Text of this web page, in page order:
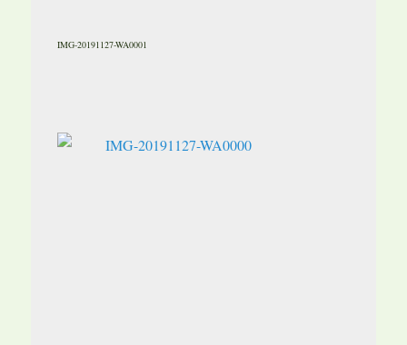
IMG-20191127-WA0001